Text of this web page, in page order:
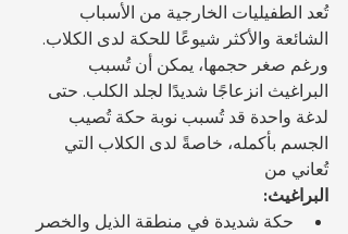
تُعد الطفيليات الخارجية من الأسباب
الشائعة والأكثر شيوعًا للحكة لدى الكلاب.
ورغم صغر حجمها، يمكن أن تُسبب
البراغيث انزعاجًا شديدًا لجلد الكلب. حتى
لدغة واحدة قد تُسبب نوبة حكة تُصيب
الجسم بأكمله، خاصةً لدى الكلاب التي
تُعاني من
البراغيث:
حكة شديدة في منطقة الذيل والخصر